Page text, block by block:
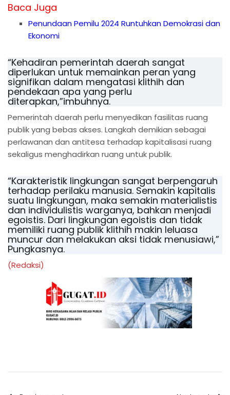
Baca Juga
Penundaan Pemilu 2024 Runtuhkan Demokrasi dan
Ekonomi
“Kehadiran pemerintah daerah sangat
diperlukan untuk memainkan peran yang
signifikan dalam mengatasi klithih dan
pendekaan apa yang perlu
diterapkan,”imbuhnya.
Pemerintah daerah perlu menyedikan fasilitas ruang
publik yang bebas akses. Langkah demikian sebagai
perlawanan dan antitesa terhadap kapitalisasi ruang
sekaligus menghadirkan ruang untuk publik.
“Karakteristik lingkungan sangat berpengaruh
terhadap perilaku manusia. Semakin kapitalis
suatu lingkungan, maka semakin materialistis
dan individulistis warganya, bahkan menjadi
egoistis. Dari lingkungan egoistis dan tidak
memiliki ruang publik klithih makin leluasa
muncur dan melakukan aksi tidak menusiawi,”
Pungkasnya.
(Redaksi)